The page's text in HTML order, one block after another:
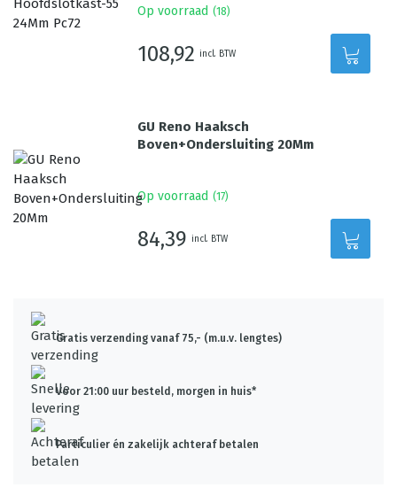
Op voorraad (18)
108,92 incl. BTW
GU Reno Haaksch
Boven+Ondersluiting 20Mm
Op voorraad (17)
84,39 incl. BTW
Gratis verzending vanaf 75,- (m.u.v. lengtes)
Voor 21:00 uur besteld, morgen in huis*
Particulier én zakelijk achteraf betalen